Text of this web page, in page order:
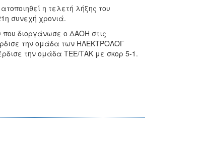
η τελετή λήξης του
συνεχή χρονιά.
διοργάνωσε ο ΔΑΟΗ στις
την ομάδα των ΗΛΕΚΤΡΟΛΟΓ
την ομάδα ΤΕΕ/ΤΑΚ με σκορ 5-1.